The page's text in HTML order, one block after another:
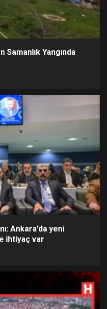
Samanlık Yangında
Ankara’da yeni
ihtiyaç var